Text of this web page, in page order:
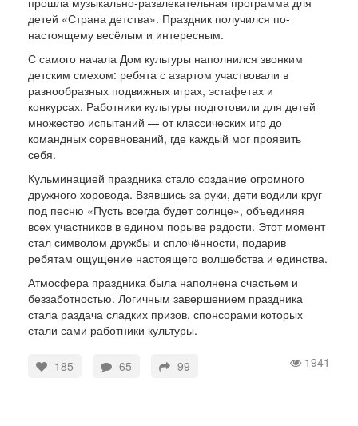
Страна детства
детей «Страна детства». Праздник получился по-
настоящему весёлым и интересным.
С самого начала Дом культуры наполнился звонким
детским смехом: ребята с азартом участвовали в
разнообразных подвижных играх, эстафетах и
конкурсах. Работники культуры подготовили для детей
множество испытаний — от классических игр до
командных соревнований, где каждый мог проявить
себя.
Кульминацией праздника стало создание огромного
дружного хоровода. Взявшись за руки, дети водили круг
под песню «Пусть всегда будет солнце», объединяя
всех участников в едином порыве радости. Этот момент
стал символом дружбы и сплочённости, подарив
ребятам ощущение настоящего волшебства и единства.
Атмосфера праздника была наполнена счастьем и
беззаботностью. Логичным завершением праздника
стала раздача сладких призов, спонсорами которых
стали сами работники культуры.
1941
185 65 99